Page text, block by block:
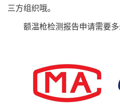
三方组织哦。
额温枪检测报告申请需要多